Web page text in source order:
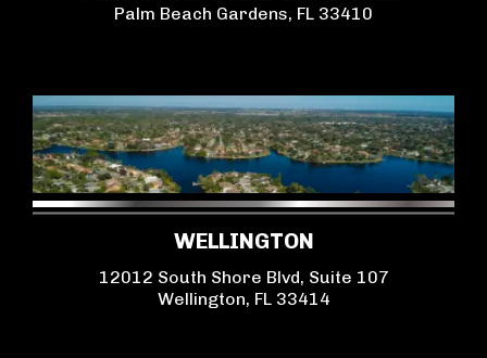
Palm Beach Gardens, FL 33410
WELLINGTON
12012 South Shore Blvd, Suite 107
Wellington, FL 33414